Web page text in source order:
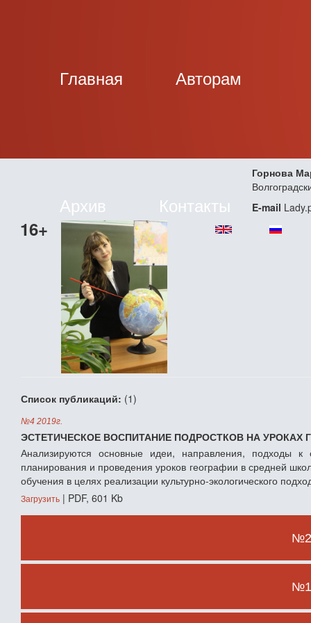
Главная Авторам
Архив Контакты
16+
Горнова
E-mail
Список публикаций: (1)
№4 2019г.
ЭСТЕТИЧЕСКОЕ ВОСПИТАНИЕ ПОДРОСТКОВ НА УРОКАХ
Анализируются основные идеи, направления, подходы к
планирования и проведения уроков географии в средней
обучения в целях реализации культурно-экологического
Загрузить | PDF, 601 Kb
№2
№1